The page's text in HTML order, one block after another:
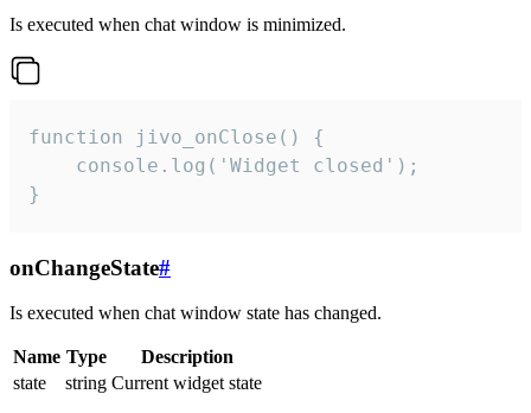
Is executed when chat window is minimized.
function jivo_onClose() {
    console.log('Widget closed');
}
onChangeState#
Is executed when chat window state has changed.
Name Type
Description
state
string Current widget state